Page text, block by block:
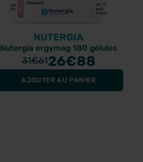
NUTERGIA
Nutergia ergymag 180 gélules
31€6126€88
AJOUTER AU PANIER